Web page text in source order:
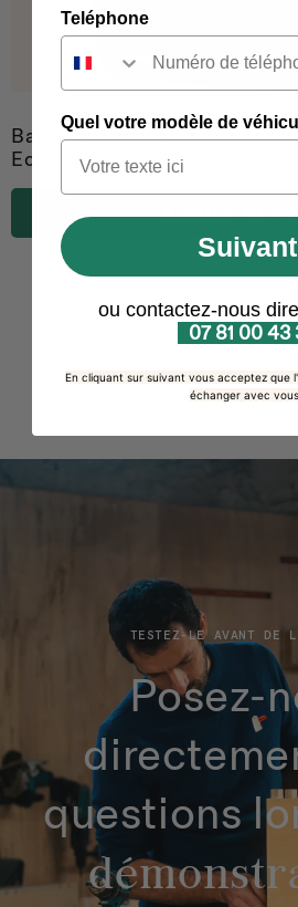
Batterie Nomade
Ecoflow River 3 Plus
AJOUTER AU
TESTEZ-LE AVANT DE
Posez-
questions
Teléphone
Quel votre modèle de
Suivant
ou contactez-nous
07 81 00 43
En cliquant sur suivant vous acceptez que
échanger avec